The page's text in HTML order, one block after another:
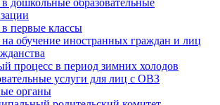
дошкольные образовательные
первые классы
обучение иностранных граждан и лиц
процесс в период зимних холодов
услуги для лиц с ОВЗ
органы